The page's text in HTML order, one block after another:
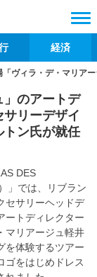
経済
「ヴィラ・デ・マリア
」のアートデ
リーデザイ
トン氏が就任
DES
」では、リブラン
セサリーヘッドデ
ートディレクター
マリアージュ軽井
を体験するツアー
ゴをはじめドレス